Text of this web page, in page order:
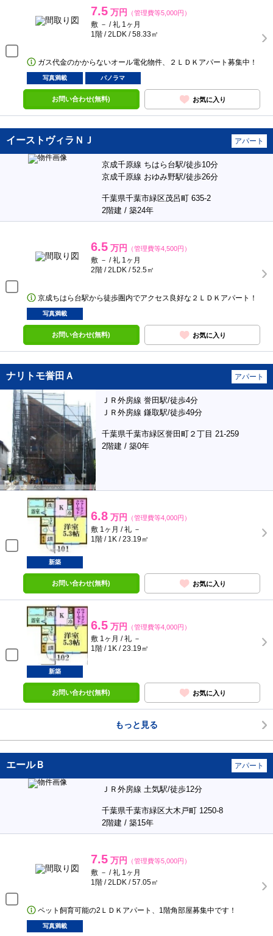
7.5 万円 （管理費等5,000円）
敷 － / 礼 1ヶ月
1階 / 2LDK / 58.33㎡
ガス代金のかからないオール電化物件、２ＬＤＫアパート募集中！
写真満載 パノラマ
お問い合わせ(無料) お気に入り
イーストヴィラＮＪ アパート
京成千原線 ちはら台駅/徒歩10分
京成千原線 おゆみ野駅/徒歩26分
千葉県千葉市緑区茂呂町 635-2
2階建 / 築24年
6.5 万円 （管理費等4,500円）
敷 － / 礼 1ヶ月
2階 / 2LDK / 52.5㎡
京成ちはら台駅から徒歩圏内でアクセス良好な２ＬＤＫアパート！
写真満載
お問い合わせ(無料) お気に入り
ナリトモ誉田Ａ アパート
ＪＲ外房線 誉田駅/徒歩4分
ＪＲ外房線 鎌取駅/徒歩49分
千葉県千葉市緑区誉田町２丁目 21-259
2階建 / 築0年
6.8 万円 （管理費等4,000円）
敷 1ヶ月 / 礼 －
1階 / 1K / 23.19㎡
新築
お問い合わせ(無料) お気に入り
6.5 万円 （管理費等4,000円）
敷 1ヶ月 / 礼 －
1階 / 1K / 23.19㎡
新築
お問い合わせ(無料) お気に入り
もっと見る
エールＢ アパート
ＪＲ外房線 土気駅/徒歩12分
千葉県千葉市緑区大木戸町 1250-8
2階建 / 築15年
7.5 万円 （管理費等5,000円）
敷 － / 礼 1ヶ月
1階 / 2LDK / 57.05㎡
ペット飼育可能の2ＬＤＫアパート、1階角部屋募集中です！
写真満載